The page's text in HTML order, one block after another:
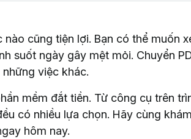
cũng tiện lợi. Bạn có thể muốn
suốt ngày gây mệt mỏi. Chuyển
việc khác.
mềm đắt tiền. Từ công cụ trên
có nhiều lựa chọn. Hãy cùng
hôm nay.